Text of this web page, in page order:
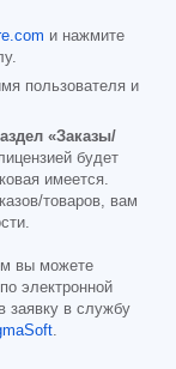
и нажмите
пользователя и
«Заказы/
будет
имеется.
товаров, вам
вы можете
электронной
заявку в службу
.